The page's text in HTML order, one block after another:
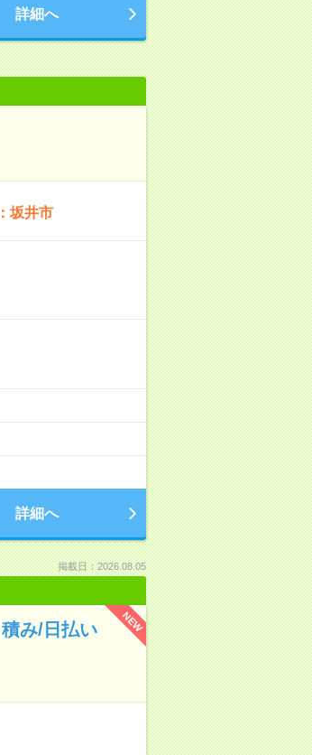
詳細へ
坂井市
詳細へ
掲載日：2026.08.05
NEW
み/日払い